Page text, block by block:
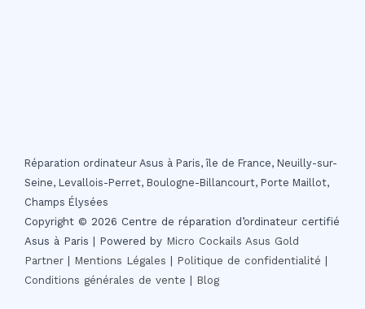
Réparation ordinateur Asus à Paris, île de France, Neuilly-sur-
Seine, Levallois-Perret, Boulogne-Billancourt, Porte Maillot,
Champs Élysées
Copyright © 2026 Centre de réparation d’ordinateur certifié
Asus à Paris | Powered by Micro Cockails Asus Gold
Partner
Mentions Légales Politique de confidentialité
Conditions générales de vente
Blog